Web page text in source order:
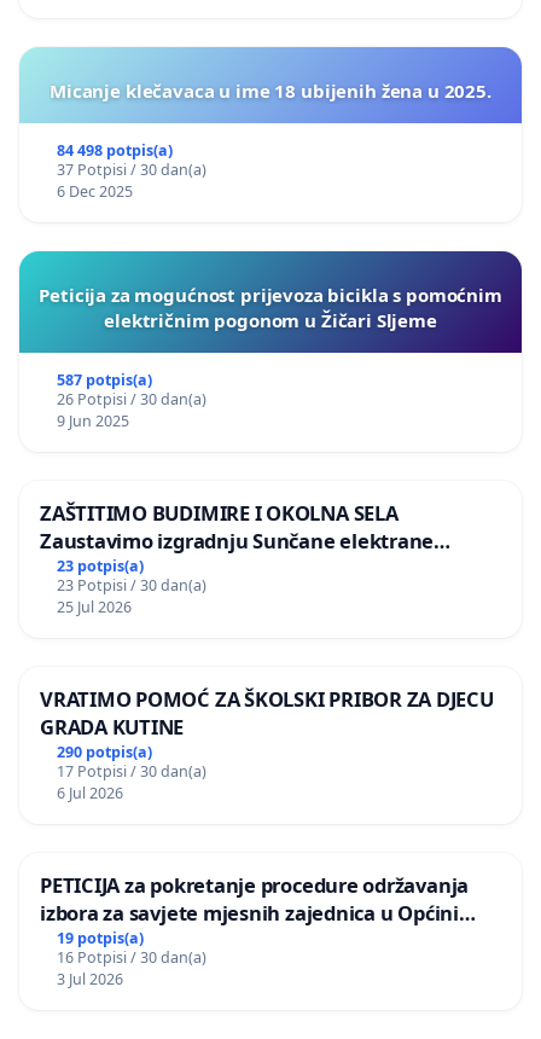
Micanje klečavaca u ime 18 ubijenih žena u 2025.
84 498 potpis(a)
37 Potpisi / 30 dan(a)
6 Dec 2025
Peticija za mogućnost prijevoza bicikla s pomoćnim
električnim pogonom u Žičari Sljeme
587 potpis(a)
26 Potpisi / 30 dan(a)
9 Jun 2025
ZAŠTITIMO BUDIMIRE I OKOLNA SELA
Zaustavimo izgradnju Sunčane elektrane
Vedrine na području Ugljana
23 potpis(a)
23 Potpisi / 30 dan(a)
25 Jul 2026
VRATIMO POMOĆ ZA ŠKOLSKI PRIBOR ZA DJECU
GRADA KUTINE
290 potpis(a)
17 Potpisi / 30 dan(a)
6 Jul 2026
PETICIJA za pokretanje procedure održavanja
izbora za savjete mjesnih zajednica u Općini
Bugojno
19 potpis(a)
16 Potpisi / 30 dan(a)
3 Jul 2026